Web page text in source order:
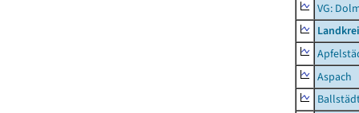
VG:
Aspach